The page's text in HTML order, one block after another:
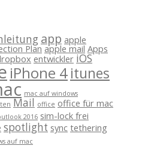
app apple
Plan apple mail Apps
entwickler iOS
iPhone 4itunes
mac auf windows
Mail office office für mac
2016 sim-lock frei
spotlight sync tethering
auf mac